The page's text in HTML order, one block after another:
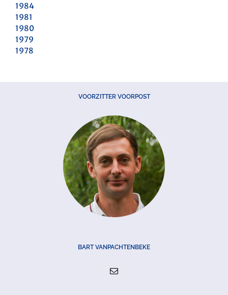
1984
1981
1980
1979
1978
VOORZITTER VOORPOST
BART VANPACHTENBEKE